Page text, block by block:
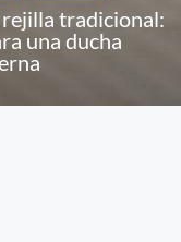
tradicional:
una ducha